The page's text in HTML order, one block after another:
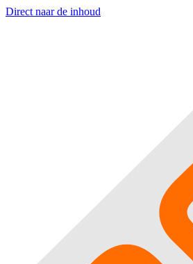
Direct naar de inhoud